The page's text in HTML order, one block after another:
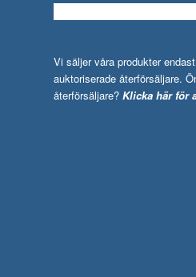
Vi säljer våra produkter
auktoriserade återförsäljare.
återförsäljare? Klicka här för